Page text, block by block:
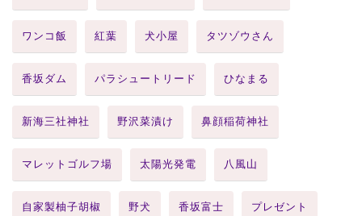
ワンコ飯 紅葉 犬小屋 タツゾウさん
香坂ダム パラシュートリード ひなまる
新海三社神社 野沢菜漬け 鼻顔稲荷神社
マレットゴルフ場 太陽光発電 八風山
自家製柚子胡椒 野犬 香坂富士 プレゼント